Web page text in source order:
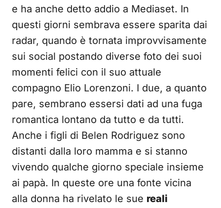
e ha anche detto addio a Mediaset. In
questi giorni sembrava essere sparita dai
radar, quando è tornata improvvisamente
sui social postando diverse foto dei suoi
momenti felici con il suo attuale
compagno Elio Lorenzoni. I due, a quanto
pare, sembrano essersi dati ad una fuga
romantica lontano da tutto e da tutti.
Anche i figli di Belen Rodriguez sono
distanti dalla loro mamma e si stanno
vivendo qualche giorno speciale insieme
ai papà. In queste ore una fonte vicina
alla donna ha rivelato le sue reali